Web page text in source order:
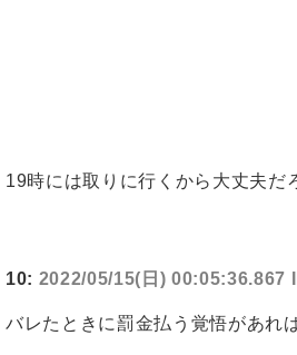
19時には取りに行くから大丈夫だ
10: 2022/05/15(日) 00:05:36.867
バレたときに罰金払う覚悟があれ